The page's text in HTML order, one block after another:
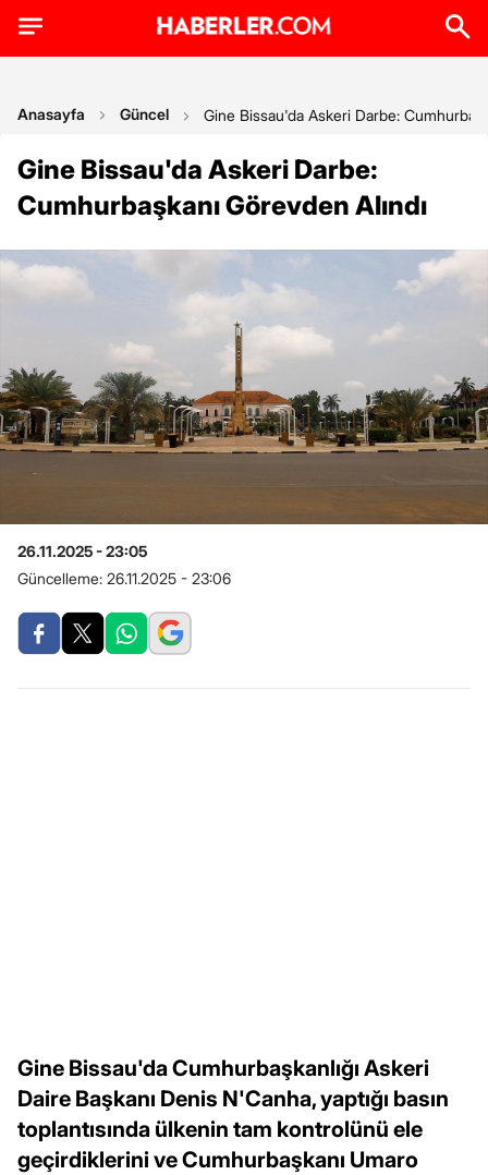
Anasayfa Güncel Gine Bissau'da Askeri Darbe:
Gine Bissau'da Askeri Darbe:
Cumhurbaşkanı Görevden Alındı
26.11.2025 - 23:05
Güncelleme: 26.11.2025 - 23:06
Gine Bissau'da Cumhurbaşkanlığı Askeri
Daire Başkanı Denis N'Canha, yaptığı basın
toplantısında ülkenin tam kontrolünü ele
geçirdiklerini ve Cumhurbaşkanı Umaro